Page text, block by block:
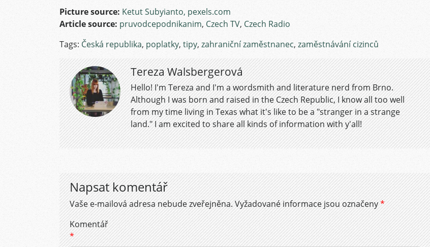
Picture source: Ketut Subyianto, pexels.com
Article source: pruvodcepodnikanim, Czech TV, Czech Radio
Tags: Česká republika, poplatky, tipy, zahraniční zaměstnanec, zaměstnávání cizinců
Tereza Walsbergerová
Hello! I'm Tereza and I'm a wordsmith and literature nerd from Brno.
Although I was born and raised in the Czech Republic, I know all too well
from my time living in Texas what it's like to be a "stranger in a strange
land." I am excited to share all kinds of information with y'all!
Napsat komentář
Vaše e-mailová adresa nebude zveřejněna.Vyžadované informace jsou označeny*
Komentář
*